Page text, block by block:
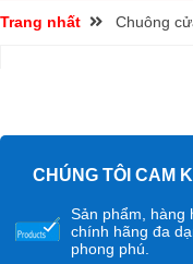
Trang nhất Chuông
CHÚNG TÔI CAM
Sản phẩm, hàng
chính hãng đa
phong phú.